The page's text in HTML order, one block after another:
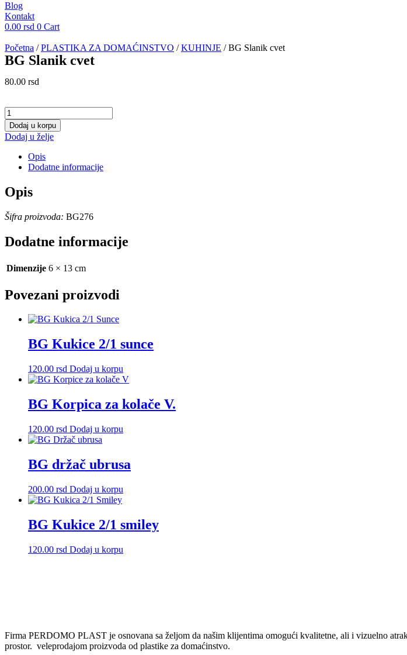
Blog
Kontakt
0.00 rsd 0 Cart
Početna /PLASTIKA ZA DOMAĆINSTVO /KUHINJE / BG Slanik cvet
BG Slanik cvet
80.00 rsd
BG
Slanik
cvet
količina
Dodaj u korpu
Dodaj u želje
Opis
Dodatne informacije
Opis
Šifra proizvoda: BG276
Dodatne informacije
Dimenzije 6 × 13 cm
Povezani proizvodi
BG Kukice 2/1 sunce
120.00 rsd Dodaj u korpu
BG Korpica za kolače V.
120.00 rsd Dodaj u korpu
BG držač ubrusa
200.00 rsd Dodaj u korpu
BG Kukice 2/1 smiley
120.00 rsd Dodaj u korpu
Firma PERDOMO PLAST je osnovana sa željom da našim klijentima omogući kvalitetne, ali i vizuelno
prostor. veleprodajom proizvoda od plastike za domaćinstvo.